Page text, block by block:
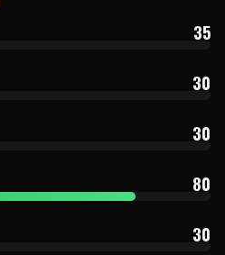
35
30
30
80
30